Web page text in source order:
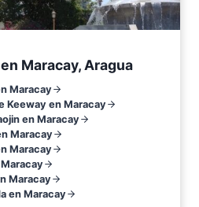
Maracay, Aragua
Maracay
Keeway en Maracay
en Maracay
Maracay
Maracay
Maracay
en Maracay